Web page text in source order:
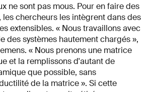
ne sont pas mous. Pour en faire des
chercheurs les intègrent dans des
extensibles. « Nous travaillons avec
des systèmes hautement chargés »,
« Nous prenons une matrice
et la remplissons d'autant de
que possible, sans
de la matrice ». Si cette